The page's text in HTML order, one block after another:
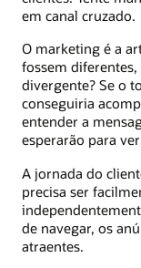
em canal cruzado.
O marketing é a
fossem
divergente? Se o
conseguiria
entender a
esperarão para
A jornada do
precisa ser
de navegar, os
atraentes.